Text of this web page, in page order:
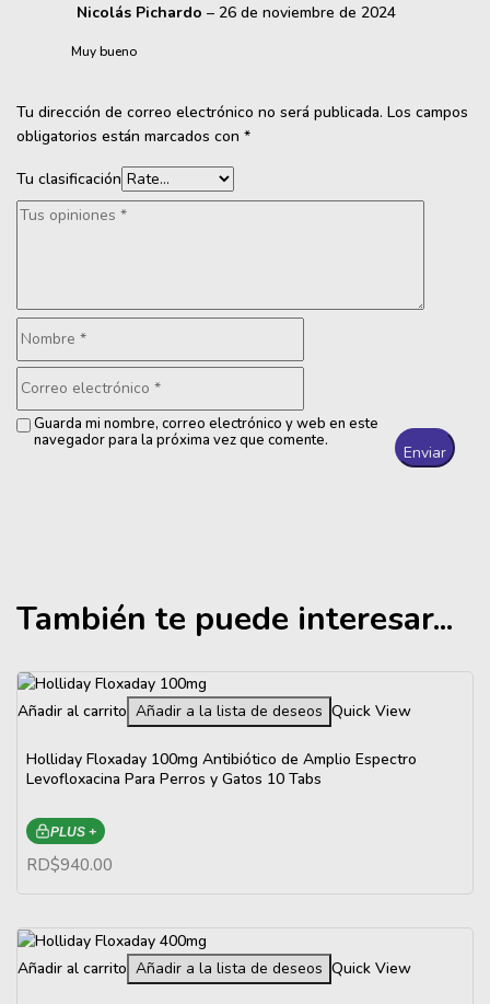
Nicolás Pichardo – 26 de noviembre de 2024
Muy bueno
Tu dirección de correo electrónico no será publicada. Los campos
obligatorios están marcados con *
Tu clasificación
Guarda mi nombre, correo electrónico y web en este
navegador para la próxima vez que comente.
También te puede interesar...
Añadir al carrito Añadir a la lista de deseos Quick View
Holliday Floxaday 100mg Antibiótico de Amplio Espectro
Levofloxacina Para Perros y Gatos 10 Tabs
PLUS +
RD$940.00
Añadir al carrito Añadir a la lista de deseos Quick View